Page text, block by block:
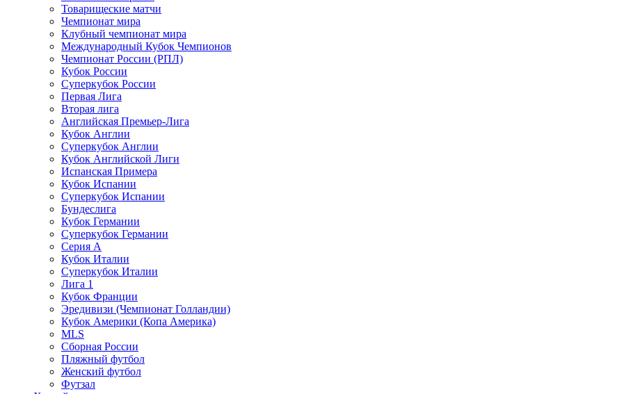
Товарищеские матчи
Чемпионат мира
Клубный чемпионат мира
Международный Кубок Чемпионов
Чемпионат России (РПЛ)
Кубок России
Суперкубок России
Первая Лига
Вторая лига
Английская Премьер-Лига
Кубок Англии
Суперкубок Англии
Кубок Английской Лиги
Испанская Примера
Кубок Испании
Суперкубок Испании
Бундеслига
Кубок Германии
Суперкубок Германии
Серия А
Кубок Италии
Суперкубок Италии
Лига 1
Кубок Франции
Эредивизи (Чемпионат Голландии)
Кубок Америки (Копа Америка)
MLS
Сборная России
Пляжный футбол
Женский футбол
Футзал